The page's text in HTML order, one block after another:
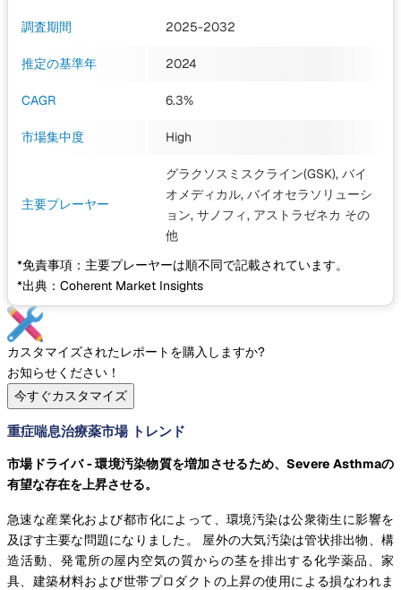
調査期間 2025-2032
推定の基準年 2024
CAGR 6.3%
市場集中度 High
主要プレーヤー
グラクソスミスクライン(GSK), バイ
オメディカル, バイオセラソリューシ
ョン, サノフィ, アストラゼネカ その
他
*免責事項：主要プレーヤーは順不同で記載されています。
*出典：Coherent Market Insights
カスタマイズされたレポートを購入しますか?
お知らせください！
今すぐカスタマイズ
重症喘息治療薬市場 トレンド
市場ドライバ - 環境汚染物質を増加させるため、Severe Asthmaの
有望な存在を上昇させる。
急速な産業化および都市化によって、環境汚染は公衆衛生に影響を
及ぼす主要な問題になりました。 屋外の大気汚染は管状排出物、構
造活動、発電所の屋内空気の質からの茎を排出する化学薬品、家
具、建築材料および世帯プロダクトの上昇の使用による損なわれま